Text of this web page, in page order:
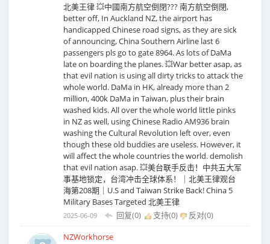
北美王律 💥中國南方航空倒閉??? 南方航空倒閉,
better off, In Auckland NZ, the airport has
handicapped Chinese road signs, as they are sick
of announcing, China Southern Airline last 6
passengers pls go to gate 8964. As lots of DaMa
late on boarding the planes. 💥War better asap, as
that evil nation is using all dirty tricks to attack the
whole world. DaMa in HK, already more than 2
million, 400k DaMa in Taiwan, plus their brain
washed kids. All over the whole world little pinks
in NZ as well, using Chinese Radio AM936 brain
washing the Cultural Revolution left over, even
though these old buddies are useless. However, it
will affect the whole countries the world. demolish
that evil nation asap. 💥美台联手反击！中共五大军
事基地锁定，台湾冲击全球体系！｜北美王律观台
海第208期｜U.S and Taiwan Strike Back! China 5
Military Bases Targeted 北美王律
2025-06-09 回复(0) 支持(0) 反对(0)
NZWorkhorse